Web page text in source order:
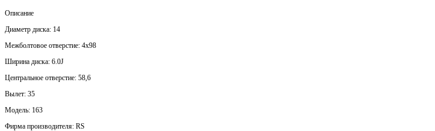
Описание
Диаметр диска: 14
Mежболтовое отверстие: 4x98
Ширина диска: 6.0J
Центральное отверстие: 58,6
Вылет: 35
Модель: 163
Фирма производителя: RS